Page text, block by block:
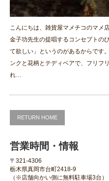
こんにちは、雑貨屋マメチコのマメ
金子功先生の提唱するコンセプトの
て欲しい」というのがあるからです
ンクと花柄とテディベアで、フリフ
れ…
RETURN HOME
営業時間・情報
〒321-4306
栃木県真岡市台町2418-9
（※店舗向かい側に無料駐車場3台）